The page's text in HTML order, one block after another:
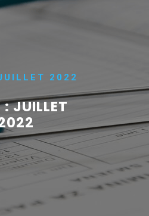
2022
:JUILLET